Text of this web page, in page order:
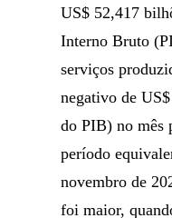
US$ 52,417
Interno Bruto
serviços
negativo de
do PIB) no mês
período
novembro de
foi maior,